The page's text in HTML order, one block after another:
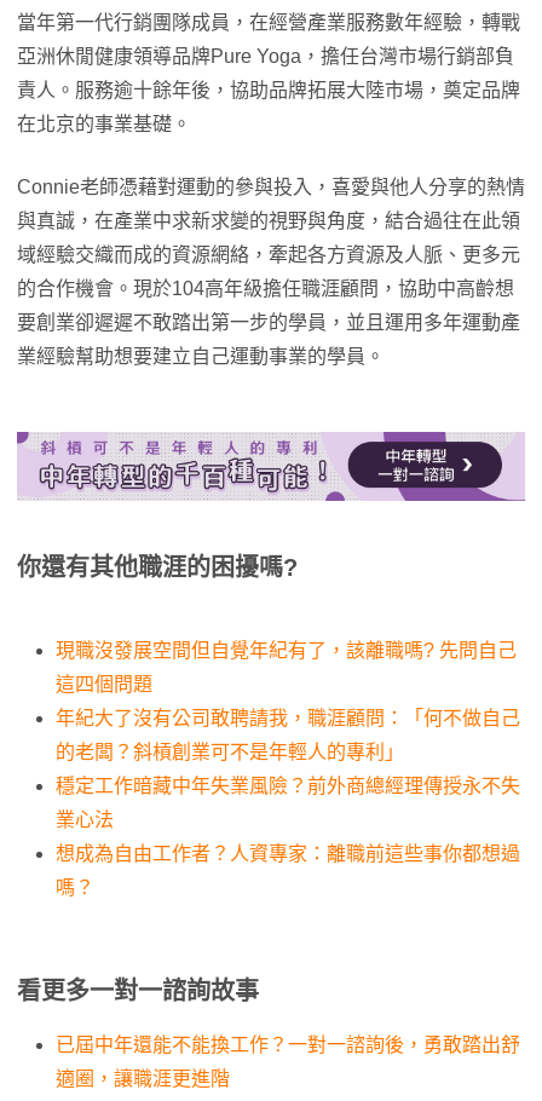
當年第一代行銷團隊成員，在經營產業服務數年經驗，轉戰
亞洲休閒健康領導品牌Pure Yoga，擔任台灣市場行銷部負
責人。服務逾十餘年後，協助品牌拓展大陸市場，奠定品牌
在北京的事業基礎。
Connie老師憑藉對運動的參與投入，喜愛與他人分享的熱情
與真誠，在產業中求新求變的視野與角度，結合過往在此領
域經驗交織而成的資源網絡，牽起各方資源及人脈、更多元
的合作機會。現於104高年級擔任職涯顧問，協助中高齡想
要創業卻遲遲不敢踏出第一步的學員，並且運用多年運動產
業經驗幫助想要建立自己運動事業的學員。
你還有其他職涯的困擾嗎?
現職沒發展空間但自覺年紀有了，該離職嗎? 先問自己
這四個問題
年紀大了沒有公司敢聘請我，職涯顧問：「何不做自己
的老闆？斜槓創業可不是年輕人的專利」
穩定工作暗藏中年失業風險？前外商總經理傳授永不失
業心法
想成為自由工作者？人資專家：離職前這些事你都想過
嗎？
看更多一對一諮詢故事
已屆中年還能不能換工作？一對一諮詢後，勇敢踏出舒
適圈，讓職涯更進階